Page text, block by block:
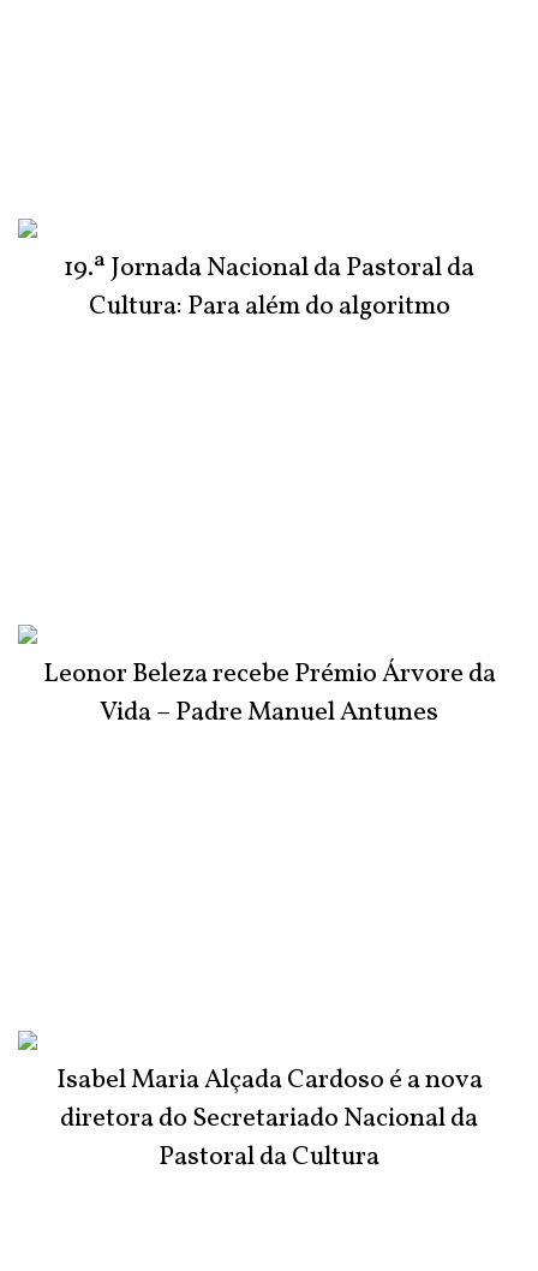
19.ª Jornada Nacional da Pastoral da
Cultura: Para além do algoritmo
Leonor Beleza recebe Prémio Árvore da
Vida – Padre Manuel Antunes
Isabel Maria Alçada Cardoso é a nova
diretora do Secretariado Nacional da
Pastoral da Cultura